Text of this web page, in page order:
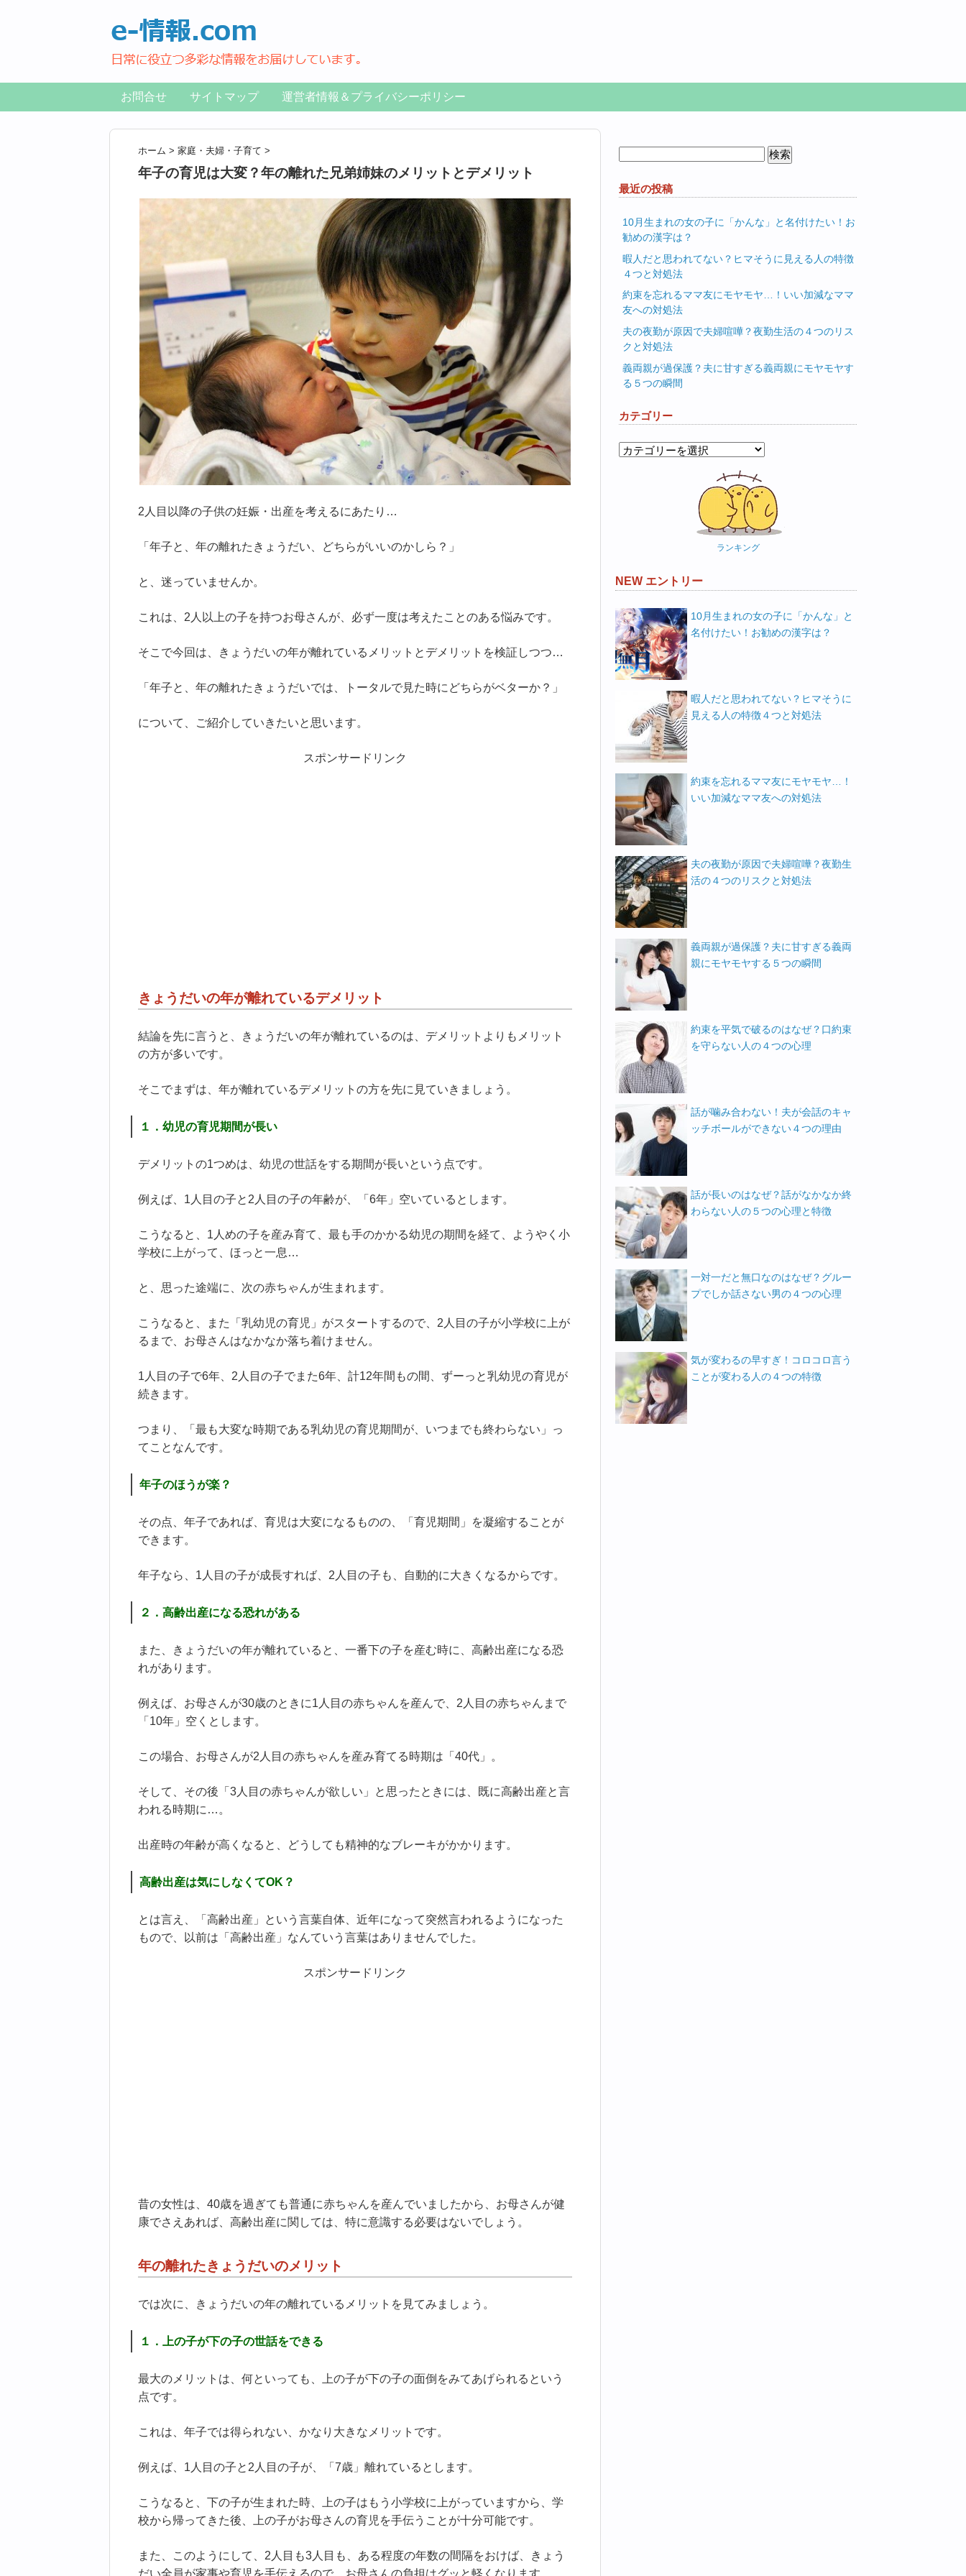
お問合せ サイトマップ 運営者情報＆プライバシーポリシー
ホーム > 家庭・夫婦・子育て >
年子の育児は大変？年の離れた兄弟姉妹のメリットとデメリット
2人目以降の子供の妊娠・出産を考えるにあたり…
「年子と、年の離れたきょうだい、どちらがいいのかしら？」
と、迷っていませんか。
これは、2人以上の子を持つお母さんが、必ず一度は考えたことのある悩みです。
そこで今回は、きょうだいの年が離れているメリットとデメリットを検証しつつ…
「年子と、年の離れたきょうだいでは、トータルで見た時にどちらがベターか？」
について、ご紹介していきたいと思います。
スポンサードリンク
きょうだいの年が離れているデメリット
結論を先に言うと、きょうだいの年が離れているのは、デメリットよりもメリット
の方が多いです。
そこでまずは、年が離れているデメリットの方を先に見ていきましょう。
１．幼児の育児期間が長い
デメリットの1つめは、幼児の世話をする期間が長いという点です。
例えば、1人目の子と2人目の子の年齢が、「6年」空いているとします。
こうなると、1人めの子を産み育て、最も手のかかる幼児の期間を経て、ようやく小
学校に上がって、ほっと一息…
と、思った途端に、次の赤ちゃんが生まれます。
こうなると、また「乳幼児の育児」がスタートするので、2人目の子が小学校に上が
るまで、お母さんはなかなか落ち着けません。
1人目の子で6年、2人目の子でまた6年、計12年間もの間、ずーっと乳幼児の育児が
続きます。
つまり、「最も大変な時期である乳幼児の育児期間が、いつまでも終わらない」っ
てことなんです。
年子のほうが楽？
その点、年子であれば、育児は大変になるものの、「育児期間」を凝縮することが
できます。
年子なら、1人目の子が成長すれば、2人目の子も、自動的に大きくなるからです。
２．高齢出産になる恐れがある
また、きょうだいの年が離れていると、一番下の子を産む時に、高齢出産になる恐
れがあります。
例えば、お母さんが30歳のときに1人目の赤ちゃんを産んで、2人目の赤ちゃんまで
「10年」空くとします。
この場合、お母さんが2人目の赤ちゃんを産み育てる時期は「40代」。
そして、その後「3人目の赤ちゃんが欲しい」と思ったときには、既に高齢出産と言
われる時期に…。
出産時の年齢が高くなると、どうしても精神的なブレーキがかかります。
高齢出産は気にしなくてOK？
とは言え、「高齢出産」という言葉自体、近年になって突然言われるようになった
もので、以前は「高齢出産」なんていう言葉はありませんでした。
スポンサードリンク
昔の女性は、40歳を過ぎても普通に赤ちゃんを産んでいましたから、お母さんが健
康でさえあれば、高齢出産に関しては、特に意識する必要はないでしょう。
年の離れたきょうだいのメリット
では次に、きょうだいの年の離れているメリットを見てみましょう。
１．上の子が下の子の世話をできる
最大のメリットは、何といっても、上の子が下の子の面倒をみてあげられるという
点です。
これは、年子では得られない、かなり大きなメリットです。
例えば、1人目の子と2人目の子が、「7歳」離れているとします。
こうなると、下の子が生まれた時、上の子はもう小学校に上がっていますから、学
校から帰ってきた後、上の子がお母さんの育児を手伝うことが十分可能です。
また、このようにして、2人目も3人目も、ある程度の年数の間隔をおけば、きょう
最近の投稿
10月生まれの女の子に「かんな」と名付けたい！お
勧めの漢字は？
暇人だと思われてない？ヒマそうに見える人の特徴
４つと対処法
約束を忘れるママ友にモヤモヤ…！いい加減なママ
友への対処法
夫の夜勤が原因で夫婦喧嘩？夜勤生活の４つのリス
クと対処法
義両親が過保護？夫に甘すぎる義両親にモヤモヤす
る５つの瞬間
カテゴリー
カ
ランキング
NEW エントリー
10月生まれの女の子に「かんな」と
名付けたい！お勧めの漢字は？
暇人だと思われてない？ヒマそうに
見える人の特徴４つと対処法
約束を忘れるママ友にモヤモヤ…！
いい加減なママ友への対処法
夫の夜勤が原因で夫婦喧嘩？夜勤生
活の４つのリスクと対処法
義両親が過保護？夫に甘すぎる義両
親にモヤモヤする５つの瞬間
約束を平気で破るのはなぜ？口約束
を守らない人の４つの心理
話が噛み合わない！夫が会話のキャ
ッチボールができない４つの理由
話が長いのはなぜ？話がなかなか終
わらない人の５つの心理と特徴
一対一だと無口なのはなぜ？グルー
プでしか話さない男の４つの心理
気が変わるの早すぎ！コロコロ言う
ことが変わる人の４つの特徴